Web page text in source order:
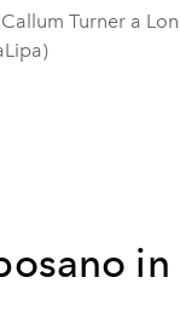
Turner a